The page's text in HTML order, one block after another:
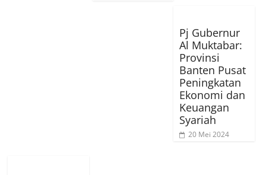
Pj Gubernur
Al Muktabar:
Provinsi
Banten Pusat
Peningkatan
Ekonomi dan
Keuangan
Syariah
20 Mei 2024